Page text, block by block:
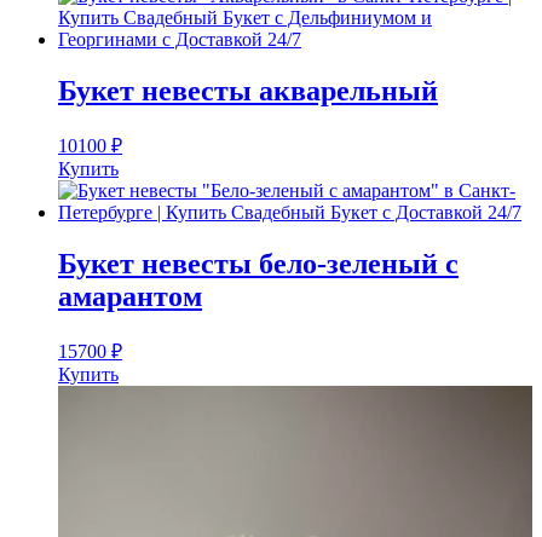
Букет невесты акварельный
10100 ₽
Купить
Букет невесты бело-зеленый с
амарантом
15700 ₽
Купить